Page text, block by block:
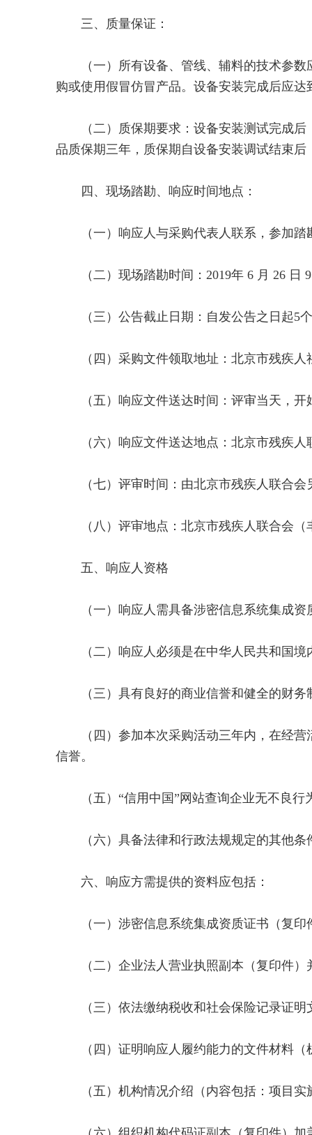
三、质量保证：
（一）所有设备、管线、辅料的技术参数
购或使用假冒仿冒产品。设备安装完成后应
（二）质保期要求：设备安装测试完成后
品质保期三年，质保期自设备安装调试结束
四、现场踏勘、响应时间地点：
（一）响应人与采购代表人联系，参加踏
（二）现场踏勘时间：2019年 6 月 26 日 9
（三）公告截止日期：自发公告之日起5
（四）采购文件领取地址：北京市残疾人
（五）响应文件送达时间：评审当天，开
（六）响应文件送达地点：北京市残疾人
（七）评审时间：由北京市残疾人联合会
（八）评审地点：北京市残疾人联合会（
五、响应人资格
（一）响应人需具备涉密信息系统集成资
（二）响应人必须是在中华人民共和国境
（三）具有良好的商业信誉和健全的财务
（四）参加本次采购活动三年内，在经营
信誉。
（五）“信用中国”网站查询企业无不良行
（六）具备法律和行政法规规定的其他条
六、响应方需提供的资料应包括：
（一）涉密信息系统集成资质证书（复印
（二）企业法人营业执照副本（复印件）
（三）依法缴纳税收和社会保险记录证明
（四）证明响应人履约能力的文件材料（
（五）机构情况介绍（内容包括：项目实